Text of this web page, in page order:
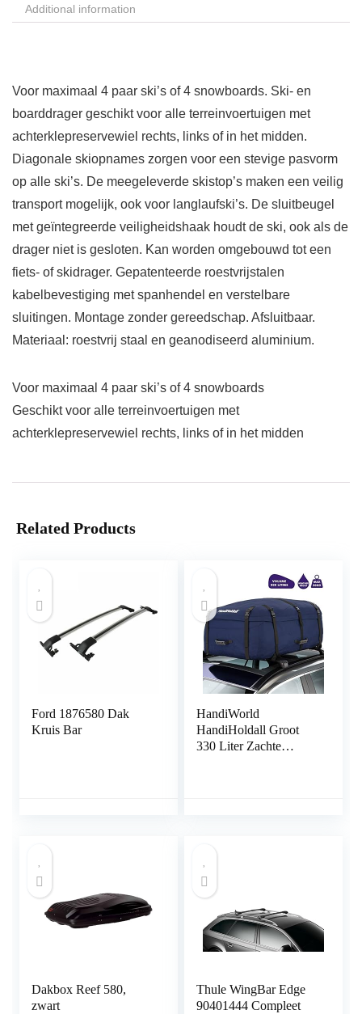
Additional information
Voor maximaal 4 paar ski’s of 4 snowboards. Ski- en
boarddrager geschikt voor alle terreinvoertuigen met
achterklepreservewiel rechts, links of in het midden.
Diagonale skiopnames zorgen voor een stevige pasvorm
op alle ski’s. De meegeleverde skistop’s maken een veilig
transport mogelijk, ook voor langlaufski’s. De sluitbeugel
met geïntegreerde veiligheidshaak houdt de ski, ook als de
drager niet is gesloten. Kan worden omgebouwd tot een
fiets- of skidrager. Gepatenteerde roestvrijstalen
kabelbevestiging met spanhendel en verstelbare
sluitingen. Montage zonder gereedschap. Afsluitbaar.
Materiaal: roestvrij staal en geanodiseerd aluminium.
Voor maximaal 4 paar ski’s of 4 snowboards
Geschikt voor alle terreinvoertuigen met
achterklepreservewiel rechts, links of in het midden
Related Products
Ford 1876580 Dak
Kruis Bar
HandiWorld
HandiHoldall Groot
330 Liter Zachte
Dakbox Reef 580,
zwart
Thule WingBar Edge
90401444 Compleet